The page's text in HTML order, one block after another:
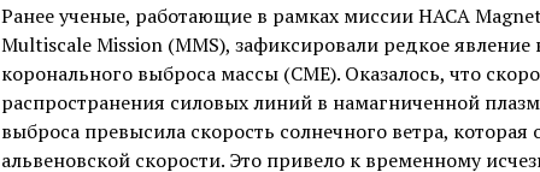
Ранее ученые, работающие в рамках миссии НАСА
Multiscale Mission (MMS), зафиксировали редкое явление
коронального выброса массы (CME). Оказалось, что
распространения силовых линий в намагниченной
выброса превысила скорость солнечного ветра,
альвеновской скорости. Это привело к временному